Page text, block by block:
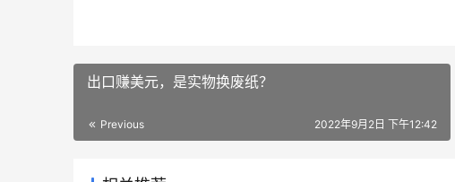
出口赚美元，是实物换废纸？
Previous 2022年9月2日 下午12:42